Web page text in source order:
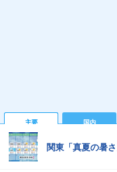
主要 国内
関東「真夏の暑